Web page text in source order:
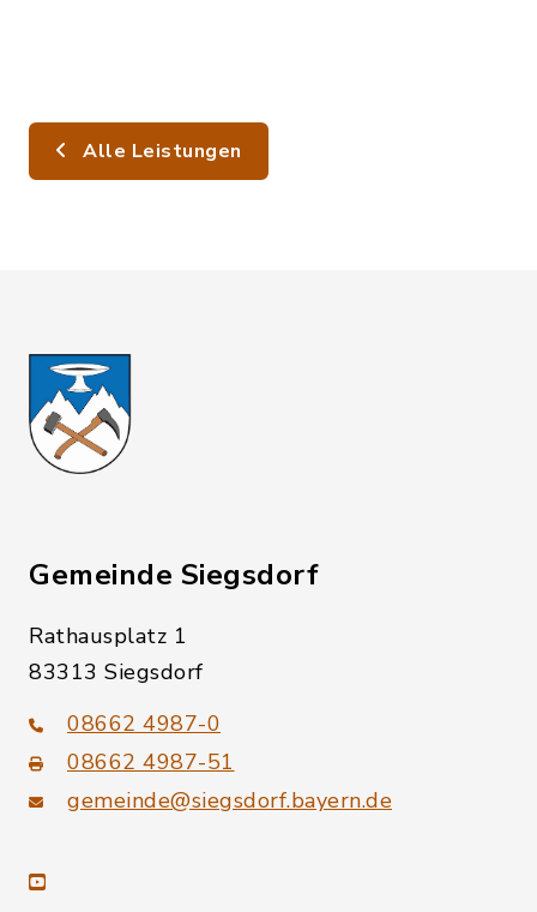
Alle Leistungen
Gemeinde Siegsdorf
Rathausplatz 1
83313 Siegsdorf
08662 4987-0
08662 4987-51
gemeinde@siegsdorf.bayern.de
youtube